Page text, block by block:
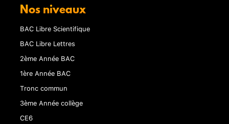
Nos niveaux
BAC Libre Scientifique
BAC Libre Lettres
2ème Année BAC
1ère Année BAC
Tronc commun
3ème Année collège
CE6